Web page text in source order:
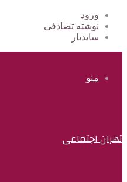
ورود
نوشته تصادفی
سایدبار
منو
تهران اجتماعی